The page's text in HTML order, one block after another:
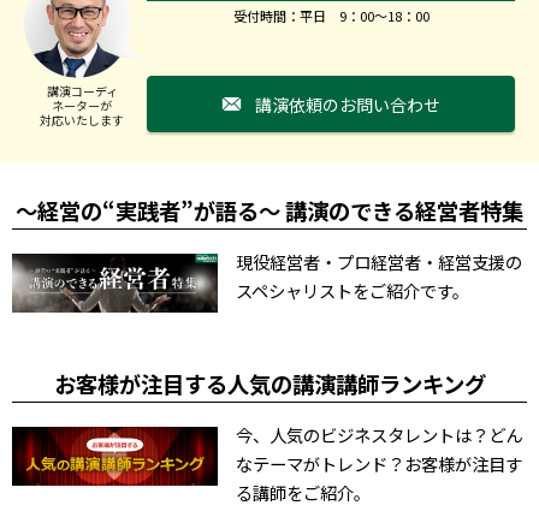
講演コーディ
ネーターが
対応いたします
受付時間：平日 9：00～18：00
講演依頼のお問い合わせ
～経営の“実践者”が語る～ 講演のできる経営者特集
現役経営者・プロ経営者・経営支援の
スペシャリストをご紹介です。
お客様が注目する人気の講演講師ランキング
今、人気のビジネスタレントは？どん
なテーマがトレンド？お客様が注目す
る講師をご紹介。